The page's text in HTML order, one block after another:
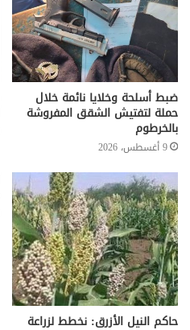
ضبط أسلحة وخلايا نائمة خلال
حملة لتفتيش الشقق المفروشة
بالخرطوم
9 أغسطس، 2026
حاكم النيل الأزرق: نخطط لزراعة